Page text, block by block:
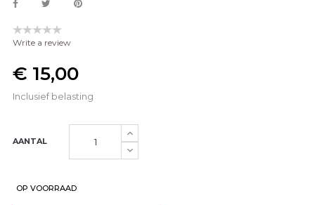
Write a review
€ 15,00
Inclusief belasting
AANTAL
OP VOORRAAD